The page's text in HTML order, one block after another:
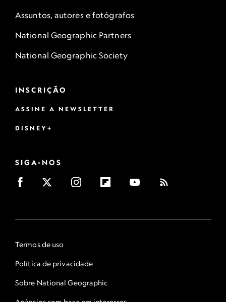
Assuntos, autores e fotógrafos
National Geographic Partners
National Geographic Society
INSCRIÇÃO
ASSINE A NEWSLETTER
DISNEY+
SIGA-NOS
Termos de uso
Política de privacidade
Sobre National Geographic